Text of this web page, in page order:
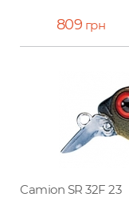
809 грн
Camion SR 32F 23